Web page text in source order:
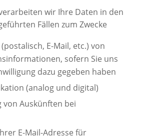
wir Ihre Daten in den
Fällen zum Zwecke
E-Mail, etc.) von
sofern Sie uns
dazu gegeben haben
(analog und digital)
von Auskünften bei
E-Mail-Adresse für